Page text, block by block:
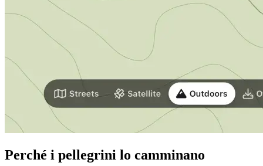
Perché i pellegrini lo camminano